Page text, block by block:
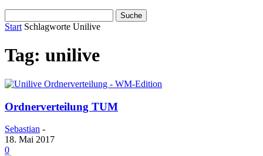
Start Schlagworte Unilive
Tag: unilive
Ordnerverteilung TUM
Sebastian -
18. Mai 2017
0